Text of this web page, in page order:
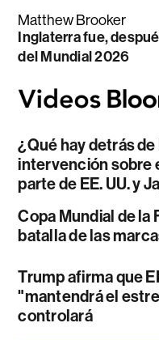
Matthew Brooker
Inglaterra fue,
del Mundial 2026
¿Qué hay detrás de
intervención sobre
parte de EE. UU. y
Copa Mundial de la
batalla de las
Trump afirma que
"mantendrá el
controlará